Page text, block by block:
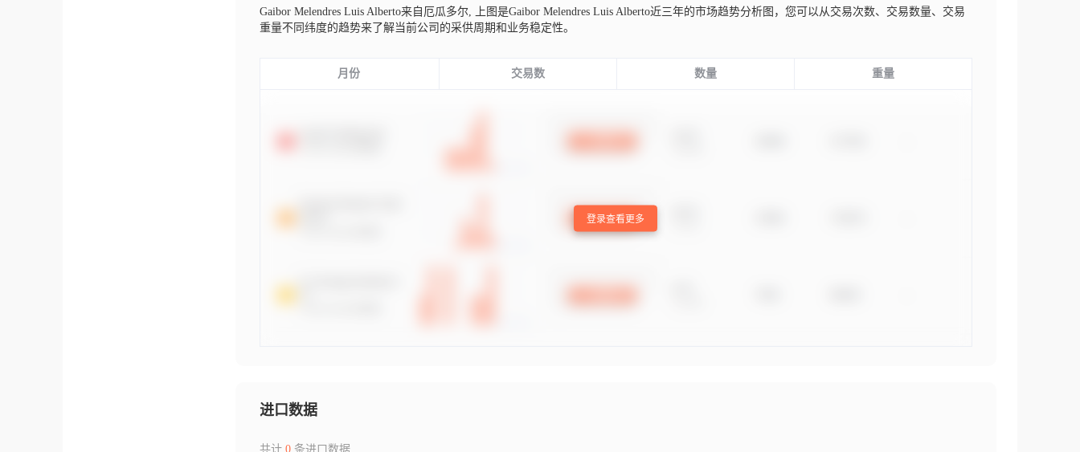
Gaibor Melendres Luis Alberto来自厄瓜多尔,
上图是Gaibor Melendres Luis Alberto近三年的市场趋势分析图，您可以从交易次数、交易数量、交易
重量不同纬度的趋势来了解当前公司的采供周期和业务稳定性。
月份 交易数 数量 重量
登录查看更多
进口数据
共计 0条进口数据